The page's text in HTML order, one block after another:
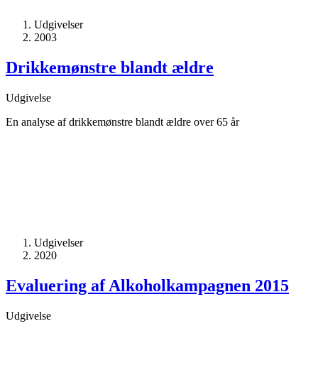
Udgivelser
2003
Drikkemønstre blandt ældre
Udgivelse
En analyse af drikkemønstre blandt ældre over 65 år
Udgivelser
2020
Evaluering af Alkoholkampagnen 2015
Udgivelse